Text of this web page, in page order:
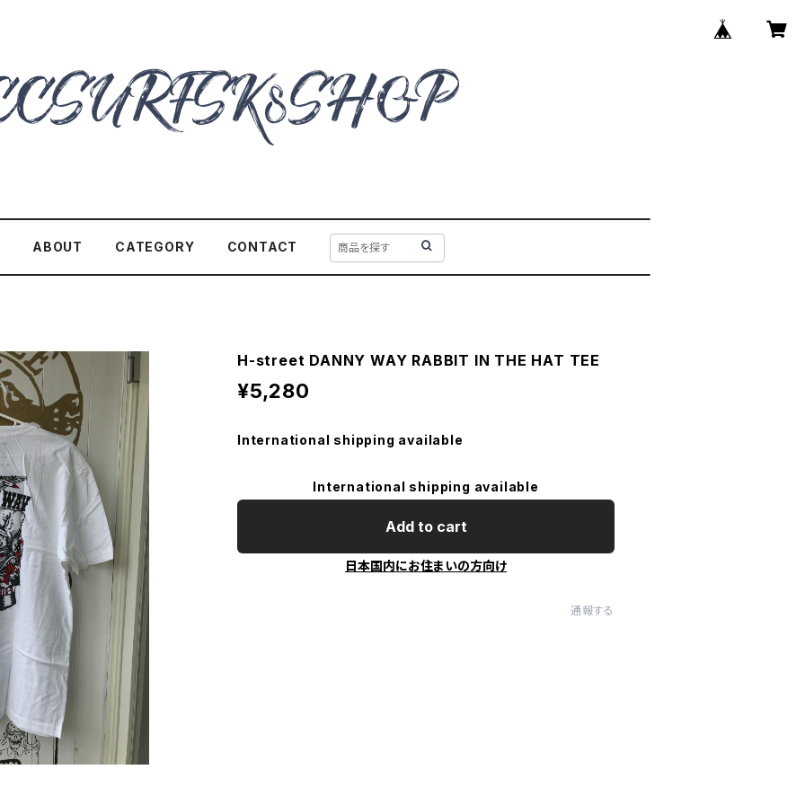
ABOUT CATEGORY CONTACT
H-street DANNY WAY RABBIT IN THE HAT TEE
¥5,280
International shipping available
International shipping available
Add to cart
日本国内にお住まいの方向け
通報する